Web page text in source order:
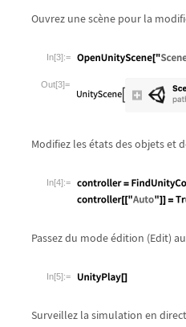
Ouvrez une scène pour la
In[3]:=
Out[3]=
Modifiez lesétats des objets et
In[4]:=
Passez du modeédition (Edit)
In[5]:=
Surveillez la simulation en